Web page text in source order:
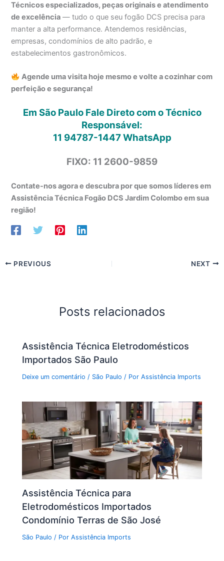
Técnicos especializados, peças originais e atendimento
de excelência — tudo o que seu fogão DCS precisa para
manter a alta performance. Atendemos residências,
empresas, condomínios de alto padrão, e
estabelecimentos gastronômicos.
Agende uma visita hoje mesmo e volte a cozinhar com
perfeição e segurança!
Em São Paulo Fale Direto com o Técnico
Responsável:
11 94787-1447WhatsApp
FIXO: 11 2600-9859
Contate-nos agora e descubra por que somos líderes em
Assistência Técnica Fogão DCS Jardim Colombo em sua
região!
PREVIOUS NEXT
Posts relacionados
Assistência Técnica Eletrodomésticos
Importados São Paulo
Deixe um comentário / São Paulo / PorAssistência Imports
Assistência Técnica para
Eletrodomésticos Importados
Condomínio Terras de São José
São Paulo / PorAssistência Imports